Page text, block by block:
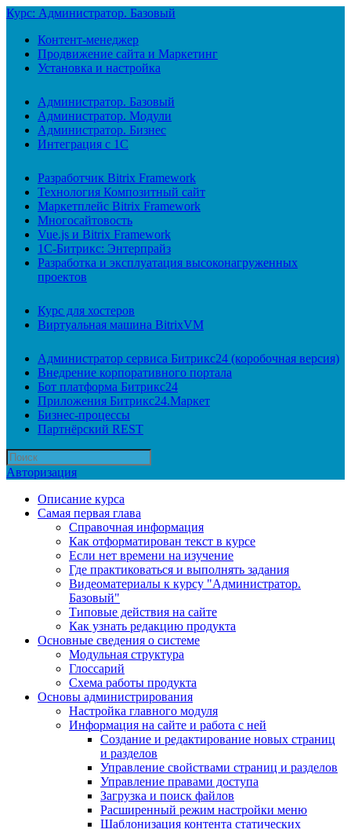
Курс: Администратор. Базовый
Контент-менеджер
Продвижение сайта и Маркетинг
Установка и настройка
Администратор. Базовый
Администратор. Модули
Администратор. Бизнес
Интеграция с 1С
Разработчик Bitrix Framework
Технология Композитный сайт
Маркетплейс Bitrix Framework
Многосайтовость
Vue.js и Bitrix Framework
1С-Битрикс: Энтерпрайз
Разработка и эксплуатация высоконагруженных
проектов
Курс для хостеров
Виртуальная машина BitrixVM
Администратор сервиса Битрикс24 (коробочная версия)
Внедрение корпоративного портала
Бот платформа Битрикс24
Приложения Битрикс24.Маркет
Бизнес-процессы
Партнёрский REST
Авторизация
Описание курса
Самая первая глава
Справочная информация
Как отформатирован текст в курсе
Если нет времени на изучение
Где практиковаться и выполнять задания
Видеоматериалы к курсу "Администратор.
Базовый"
Типовые действия на сайте
Как узнать редакцию продукта
Основные сведения о системе
Модульная структура
Глоссарий
Схема работы продукта
Основы администрирования
Настройка главного модуля
Информация на сайте и работа с ней
Создание и редактирование новых страниц
и разделов
Управление свойствами страниц и разделов
Управление правами доступа
Загрузка и поиск файлов
Расширенный режим настройки меню
Шаблонизация контента статических